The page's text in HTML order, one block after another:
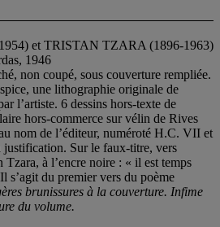
et TRISTAN TZARA (1896-1963)
1946
non coupé, sous couverture rempliée.
une lithographie originale de
l’artiste. 6 dessins hors-texte de
hors-commerce sur vélin de Rives
nom de l’éditeur, numéroté H.C. VII et
justification. Sur le faux-titre, vers
Tzara, à l’encre noire : « il est temps
s’agit du premier vers du poème
brunissures à la couverture. Infime
du volume.